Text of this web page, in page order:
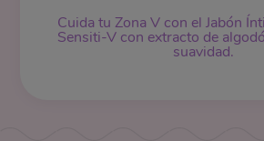
Cuida tu Zona V con el Jabón
Sensiti-V con extracto de
suavidad.